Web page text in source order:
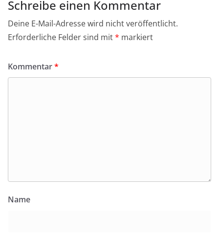
Schreibe einen Kommentar
Deine E-Mail-Adresse wird nicht veröffentlicht.
Erforderliche Felder sind mit* markiert
Kommentar*
Name